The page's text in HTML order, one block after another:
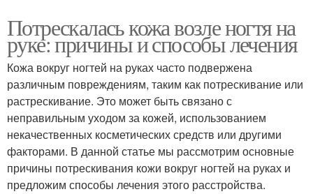
Потрескалась кожа возле ногтя на
руке: причины и способы лечения
Кожа вокруг ногтей на руках часто подвержена
различным повреждениям, таким как потрескивание или
растрескивание. Это может быть связано с
неправильным уходом за кожей, использованием
некачественных косметических средств или другими
факторами. В данной статье мы рассмотрим основные
причины потрескивания кожи вокруг ногтей на руках и
предложим способы лечения этого расстройства.